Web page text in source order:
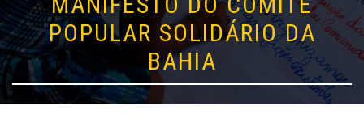
POPULAR SOLIDÁRIO DA
BAHIA